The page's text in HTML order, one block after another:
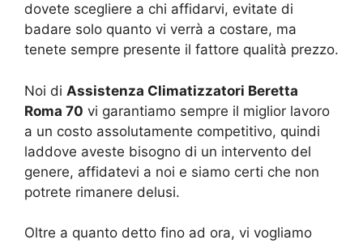
dovete scegliere a chi affidarvi, evitate di
badare solo quanto vi verrà a costare, ma
tenete sempre presente il fattore qualità prezzo.
Noi di Assistenza Climatizzatori Beretta
Roma 70 vi garantiamo sempre il miglior lavoro
a un costo assolutamente competitivo, quindi
laddove aveste bisogno di un intervento del
genere, affidatevi a noi e siamo certi che non
potrete rimanere delusi.
Oltre a quanto detto fino ad ora, vi vogliamo